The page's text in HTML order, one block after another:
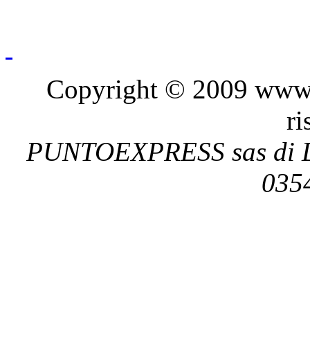
Copyright © 2009
PUNTOEXPRESS sas